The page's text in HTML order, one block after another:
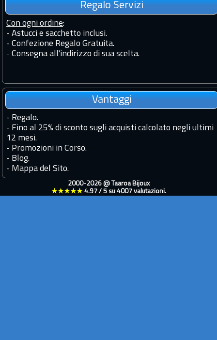
Regalo Servizi
Con ogni ordine:
- Astucci e sacchetto inclusi.
- Confezione Regalo Gratuita.
- Consegna all'indirizzo di sua scelta.
Vantaggi
- Regalo.
- Fino al 25% di sconto sugli acquisti calcolato negli ultimi
12 mesi.
- Promozioni in Corso.
- Blog.
- Mappa del Sito.
2000-2026 @ Taaroa Bijoux
★★★★★ 4.97/ 5su 4007valutazioni.